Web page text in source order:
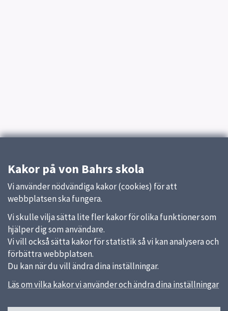
Kakor på von Bahrs skola
Vi använder nödvändiga kakor (cookies) för att
webbplatsen ska fungera.
Vi skulle vilja sätta lite fler kakor för olika funktioner som
hjälper dig som användare.
Vi vill också sätta kakor för statistik så vi kan analysera och
förbättra webbplatsen.
Du kan när du vill ändra dina inställningar.
Läs om vilka kakor vi använder och ändra dina inställningar